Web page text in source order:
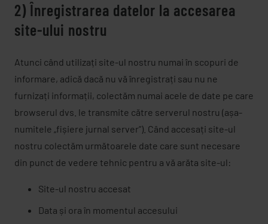
2) Înregistrarea datelor la accesarea
site-ului nostru
Atunci când utilizați site-ul nostru numai în scopuri de
informare, adică dacă nu vă înregistrați sau nu ne
furnizați informații, colectăm numai acele de date pe care
browserul dvs. le transmite către serverul nostru (așa-
numitele „fișiere jurnal server”). Când accesați site-ul
nostru colectăm următoarele date care sunt necesare
din punct de vedere tehnic pentru a vă arăta site-ul:
Site-ul nostru accesat
Data și ora în momentul accesului